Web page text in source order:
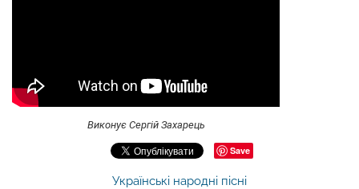
Виконує Сергій Захарець
Save
Українські народні пісні